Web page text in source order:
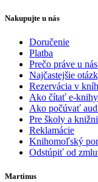
Nakupujte u nás
Doručenie
Platba
Prečo práve u
Najčastejšie
Rezervácia v
Ako čítať e-knihy
Ako počúvať
Pre školy a
Reklamácie
Knihomoľský
Odstúpiť od
Martinus